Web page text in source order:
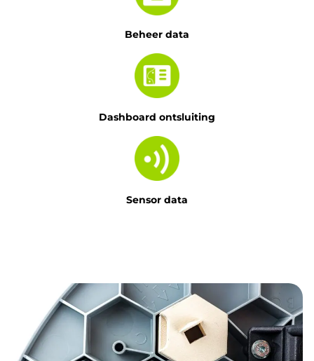
Beheer data
Dashboard ontsluiting
Sensor data